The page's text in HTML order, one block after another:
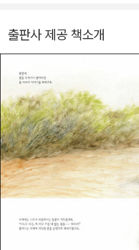
0년 넘게 살았습니다. 10년
림과 글로 남기는 작업을 꾸
복은 직접 만들어 사용하고,
는 즐거움을 누리며 살고 있
고민하는 중입니다. 그림 그
각보 같은 우리 집』, 『재활용
께 작업한 책으로 『느리게 산다
이: 겨레 전통 도감』, 『명량
니다. 지금은 충남 당진의
천하는 중입니다. ‘느린산
출판사 제공 책소개